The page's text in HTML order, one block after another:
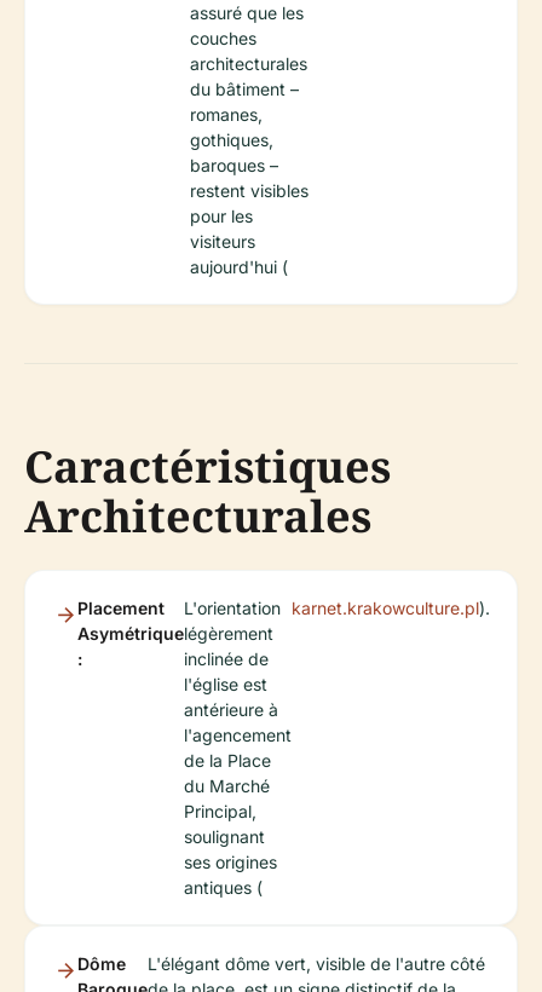
assuré que les
couches
architecturales
du bâtiment –
romanes,
gothiques,
baroques –
restent visibles
pour les
visiteurs
aujourd'hui (
Caractéristiques
Architecturales
Placement
Asymétrique
:
L'orientation
légèrement
inclinée de
l'église est
antérieure à
l'agencement
de la Place
du Marché
Principal,
soulignant
ses origines
antiques (
karnet.krakowculture.pl).
Dôme
L'élégant dôme vert, visible de l'autre côté